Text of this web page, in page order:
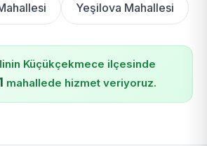
Yeşilova Mahallesi
Küçükçekmece ilçesinde
mahallede hizmet veriyoruz.